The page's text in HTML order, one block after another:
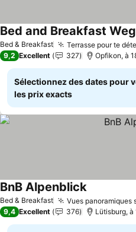
Bed & Breakfast Terrasse pour te
Bed and Breakfast
9,2 Excellent 327 Opfikon, à
Sélectionnez des dates pour
les prix exacts
Bed & Breakfast Vues panoramiques
BnB Alpenblick
9,4 Excellent 376 Lütisburg, à